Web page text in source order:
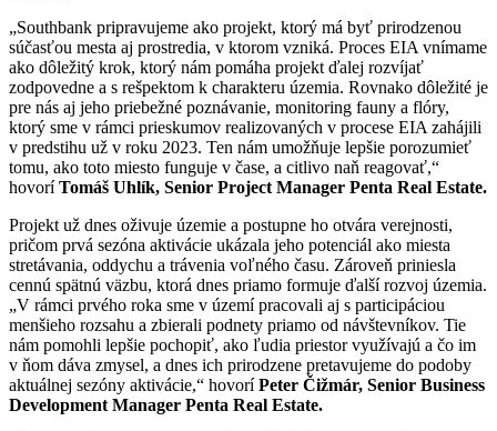
„Southbank pripravujeme ako projekt, ktorý má byť prirodzenou
súčasťou mesta aj prostredia, v ktorom vzniká. Proces EIA vnímame
ako dôležitý krok, ktorý nám pomáha projekt ďalej rozvíjať
zodpovedne a s rešpektom k charakteru územia. Rovnako dôležité je
pre nás aj jeho priebežné poznávanie, monitoring fauny a flóry,
ktorý sme v rámci prieskumov realizovaných v procese EIA zahájili
v predstihu už v roku 2023. Ten nám umožňuje lepšie porozumieť
tomu, ako toto miesto funguje v čase, a citlivo naň reagovať,“
hovoríTomáš Uhlík, Senior Project Manager Penta Real Estate.
Projekt už dnes oživuje územie a postupne ho otvára verejnosti,
pričom prvá sezóna aktivácie ukázala jeho potenciál ako miesta
stretávania, oddychu a trávenia voľného času. Zároveň priniesla
cennú spätnú väzbu, ktorá dnes priamo formuje ďalší rozvoj územia.
„V rámci prvého roka sme v území pracovali aj s participáciou
menšieho rozsahu a zbierali podnety priamo od návštevníkov. Tie
nám pomohli lepšie pochopiť, ako ľudia priestor využívajú a čo im
v ňom dáva zmysel, a dnes ich prirodzene pretavujeme do podoby
aktuálnej sezóny aktivácie,“ hovoríPeter Čižmár, Senior Business
Development Manager Penta Real Estate.